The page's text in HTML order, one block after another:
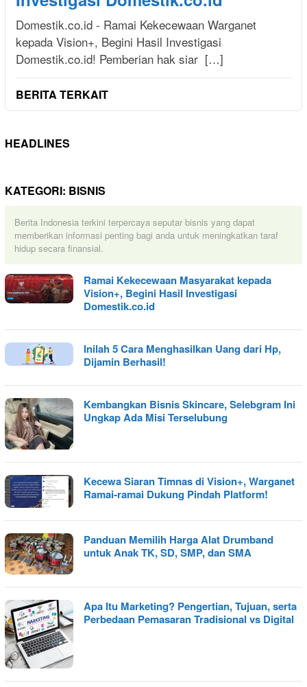
Domestik.co.id - Ramai Kekecewaan Warganet
kepada Vision+, Begini Hasil Investigasi
Domestik.co.id! Pemberian hak siar […]
BERITA TERKAIT
HEADLINES
KATEGORI: BISNIS
Berita Indonesia terkini terpercaya seputar bisnis yang dapat
memberikan informasi penting bagi anda untuk meningkatkan taraf
hidup secara finansial.
Ramai Kekecewaan Masyarakat kepada
Vision+, Begini Hasil Investigasi
Domestik.co.id
Inilah 5 Cara Menghasilkan Uang dari Hp,
Dijamin Berhasil!
Kembangkan Bisnis Skincare, Selebgram Ini
Ungkap Ada Misi Terselubung
Kecewa Siaran Timnas di Vision+, Warganet
Ramai-ramai Dukung Pindah Platform!
Panduan Memilih Harga Alat Drumband
untuk Anak TK, SD, SMP, dan SMA
Apa Itu Marketing? Pengertian, Tujuan, serta
Perbedaan Pemasaran Tradisional vs Digital